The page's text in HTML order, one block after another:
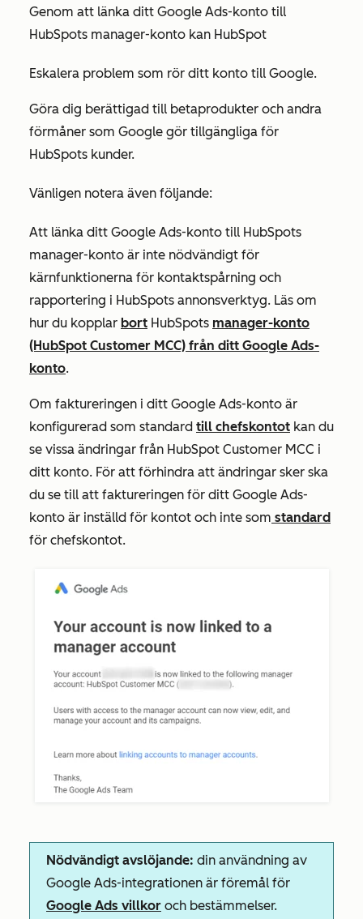
Genom att länka ditt Google Ads-konto till
HubSpots manager-konto kan HubSpot
Eskalera problem som rör ditt konto till Google.
Göra dig berättigad till betaprodukter och andra
förmåner som Google gör tillgängliga för
HubSpots kunder.
Vänligen notera även följande:
Att länka ditt Google Ads-konto till HubSpots
manager-konto är inte nödvändigt för
kärnfunktionerna för kontaktspårning och
rapportering i HubSpots annonsverktyg. Läs om
hur du kopplar bort HubSpots manager-konto
(HubSpot Customer MCC) från ditt Google Ads-
konto.
Om faktureringen i ditt Google Ads-konto är
konfigurerad som standard till chefskontot kan du
se vissa ändringar från HubSpot Customer MCC i
ditt konto. För att förhindra att ändringar sker ska
du se till att faktureringen för ditt Google Ads-
konto är inställd för kontot och inte som standard
för chefskontot.
Nödvändigt avslöjande: din användning av
Google Ads-integrationen är föremål för
Google Ads villkor och bestämmelser.